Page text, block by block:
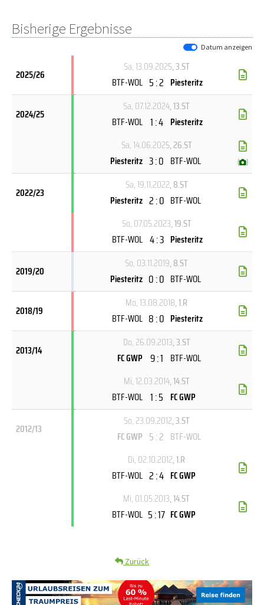
Bisherige Ergebnisse
Datum anzeigen
2025/26
Sa, 13.09.2025, 3.ST
BTF-WOL 5 : 2 Piesteritz
2024/25
Sa, 07.12.2024, 13.ST
BTF-WOL 1 : 4 Piesteritz
Sa, 14.06.2025, 26.ST
Piesteritz 3 : 0 BTF-WOL ( )
2022/23
Sa, 19.11.2022, 8.ST
Piesteritz 2 : 0 BTF-WOL
So, 07.05.2023, 19.ST
BTF-WOL 4 : 3 Piesteritz
2019/20
So, 03.11.2019, 8.ST
Piesteritz 0 : 0 BTF-WOL
2018/19
Mo, 13.08.2018, 1.R
BTF-WOL 8 : 0 Piesteritz
2013/14
Do, 26.09.2013, 3.ST
FC GWP 9 : 1 BTF-WOL
Mi, 12.03.2014, 14.ST
BTF-WOL 1 : 5 FC GWP
2012/13
So, 23.09.2012, 3.ST
FC GWP 5 : 2 BTF-WOL
Di, 02.10.2012, 1.R
BTF-WOL 2 : 4 FC GWP
Mi, 01.05.2013, 14.ST
BTF-WOL 5 : 17 FC GWP
Zurück